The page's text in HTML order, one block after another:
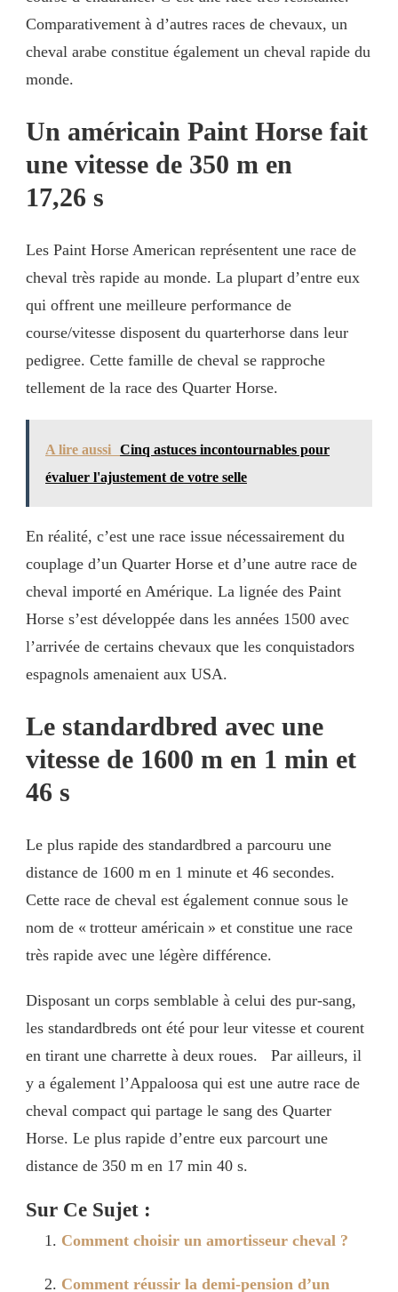
Comparativement à d’autres races de chevaux, un
cheval arabe constitue également un cheval rapide du
monde.
Un américain Paint Horse fait
une vitesse de 350 m en
17,26 s
Les Paint Horse American représentent une race de
cheval très rapide au monde. La plupart d’entre eux
qui offrent une meilleure performance de
course/vitesse disposent du quarterhorse dans leur
pedigree. Cette famille de cheval se rapproche
tellement de la race des Quarter Horse.
A lire aussi Cinq astuces incontournables pour
évaluer l'ajustement de votre selle
En réalité, c’est une race issue nécessairement du
couplage d’un Quarter Horse et d’une autre race de
cheval importé en Amérique. La lignée des Paint
Horse s’est développée dans les années 1500 avec
l’arrivée de certains chevaux que les conquistadors
espagnols amenaient aux USA.
Le standardbred avec une
vitesse de 1600 m en 1 min et
46 s
Le plus rapide des standardbred a parcouru une
distance de 1600 m en 1 minute et 46 secondes.
Cette race de cheval est également connue sous le
nom de « trotteur américain » et constitue une race
très rapide avec une légère différence.
Disposant un corps semblable à celui des pur-sang,
les standardbreds ont été pour leur vitesse et courent
en tirant une charrette à deux roues. Par ailleurs, il
y a également l’Appaloosa qui est une autre race de
cheval compact qui partage le sang des Quarter
Horse. Le plus rapide d’entre eux parcourt une
distance de 350 m en 17 min 40 s.
Sur Ce Sujet :
Comment choisir un amortisseur cheval ?
Comment réussir la demi-pension d’un